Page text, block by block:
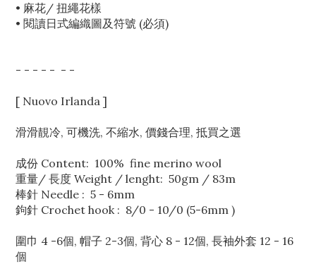
• 麻花/ 扭繩花樣
• 閱讀日式編織圖及符號 (必須)
- - - - - - -
[ Nuovo Irlanda ]
滑滑靚冷, 可機洗, 不縮水, 價錢合理, 抵買之選
成份 Content: 100% fine merino wool
重量/ 長度 Weight / lenght: 50gm / 83m
棒針 Needle : 5 - 6mm
鉤針 Crochet hook : 8/0 - 10/0 (5-6mm )
圍巾 4 -6個, 帽子 2-3個, 背心 8 - 12個, 長袖外套 12 - 16
個